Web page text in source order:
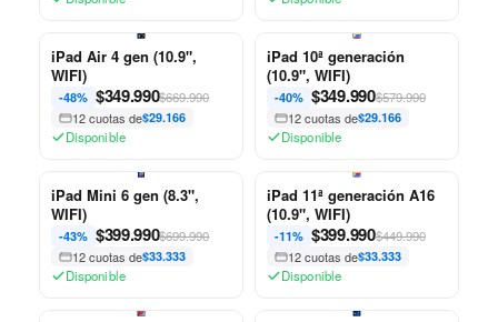
iPad Air 4 gen (10.9",
WIFI)
-48% $349.990$669.990
12 cuotas de$29.166
Disponible
iPad 10ª generación
(10.9", WIFI)
-40% $349.990$579.990
12 cuotas de$29.166
Disponible
iPad Mini 6 gen (8.3",
WIFI)
-43% $399.990$699.990
12 cuotas de$33.333
Disponible
iPad 11ª generación A16
(10.9", WIFI)
-11% $399.990$449.990
12 cuotas de$33.333
Disponible